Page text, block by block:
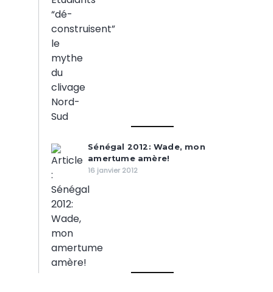
Sénégal 2012: Wade, mon
amertume amère!
16 janvier 2012